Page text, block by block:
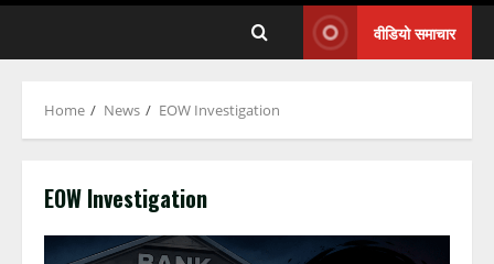
वीडियो समाचार
Home News EOW Investigation
EOW Investigation